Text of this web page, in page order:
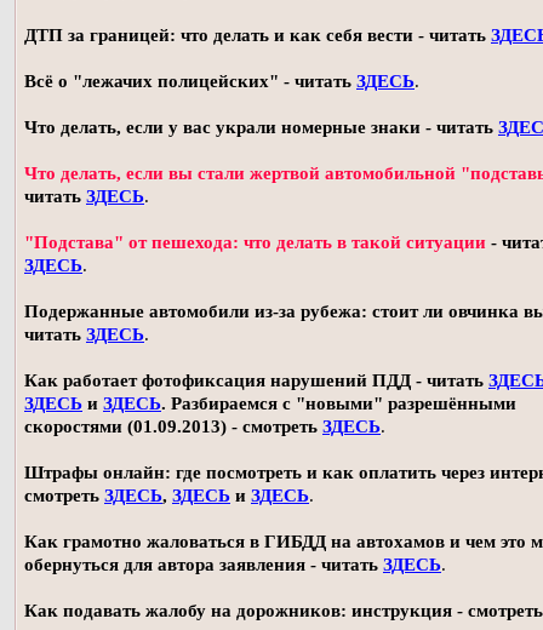
ДТП за границей: что делать и как себя вести - читать
Всё о "лежачих полицейских" - читать ЗДЕСЬ.
Что делать, если у вас украли номерные знаки - читать
Что делать, если вы стали жертвой автомобильной
читать ЗДЕСЬ.
"Подстава" от пешехода: что делать в такой ситуации -
ЗДЕСЬ.
Подержанные автомобили из-за рубежа: стоит ли овчинка
читать ЗДЕСЬ.
Как работает фотофиксация нарушений ПДД - читать
ЗДЕСЬ и ЗДЕСЬ. Разбираемся с "новыми" разрешёнными
скоростями (01.09.2013) - смотреть ЗДЕСЬ.
Штрафы онлайн: где посмотреть и как оплатить через
смотреть ЗДЕСЬ, ЗДЕСЬ и ЗДЕСЬ.
Как грамотно жаловаться в ГИБДД на автохамов и чем это
обернуться для автора заявления - читать ЗДЕСЬ.
Как подавать жалобу на дорожников: инструкция -